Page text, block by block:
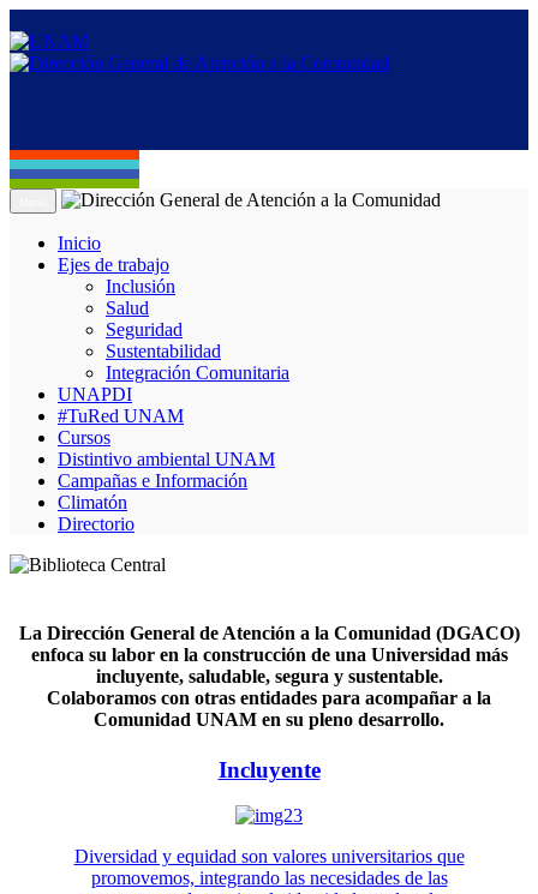
Inicio
Ejes de trabajo
Inclusión
Salud
Seguridad
Sustentabilidad
Integración Comunitaria
UNAPDI
#TuRed UNAM
Cursos
Distintivo ambiental UNAM
Campañas e Información
Climatón
Directorio
La Dirección General de Atención a la Comunidad (DGACO)
enfoca su labor en la construcción de una Universidad más
incluyente, saludable, segura y sustentable.
Colaboramos con otras entidades para acompañar a la
Comunidad UNAM en su pleno desarrollo.
Incluyente
Diversidad y equidad son valores universitarios que
promovemos, integrando las necesidades de las